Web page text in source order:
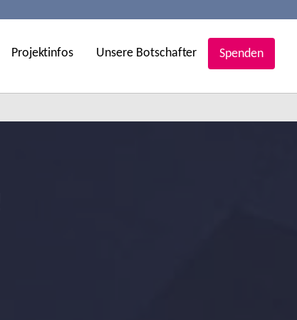
Projektinfos Unsere Botschafter Spenden